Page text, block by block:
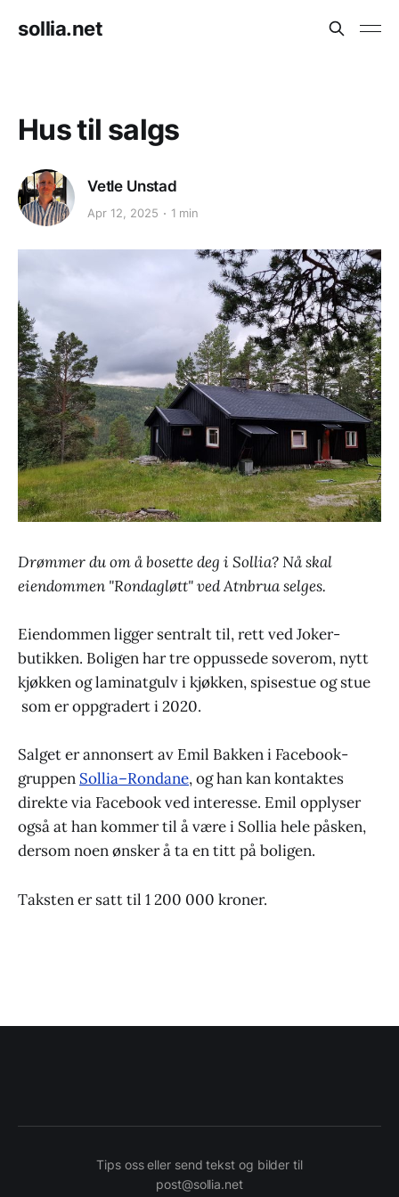
sollia.net
Hus til salgs
Vetle Unstad
Apr 12, 2025 1 min
Drømmer du om å bosette deg i Sollia? Nå skal
eiendommen "Rondagløtt" ved Atnbrua selges.
Eiendommen ligger sentralt til, rett ved Joker-
butikken. Boligen har tre oppussede soverom, nytt
kjøkken og laminatgulv i kjøkken, spisestue og stue
som er oppgradert i 2020.
Salget er annonsert av Emil Bakken i Facebook-
gruppen Sollia–Rondane, og han kan kontaktes
direkte via Facebook ved interesse. Emil opplyser
også at han kommer til å være i Sollia hele påsken,
dersom noen ønsker å ta en titt på boligen.
Taksten er satt til 1 200 000 kroner.
Tips oss eller send tekst og bilder til
post@sollia.net